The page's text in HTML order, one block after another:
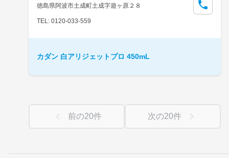
徳島県阿波市土成町土成字遊ヶ原２８
TEL: 0120-033-559
カダン 白アリジェットプロ 450mL
前の20件 次の20件